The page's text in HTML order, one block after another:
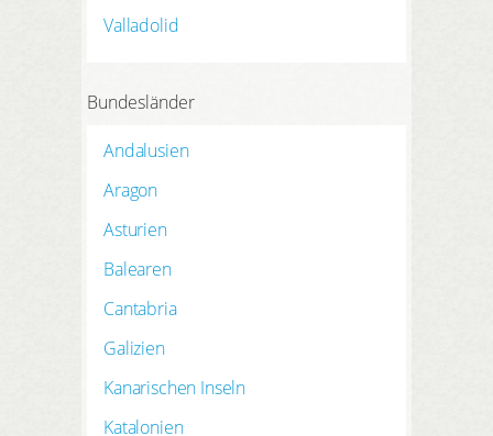
Valladolid
Bundesländer
Andalusien
Aragon
Asturien
Balearen
Cantabria
Galizien
Kanarischen Inseln
Katalonien